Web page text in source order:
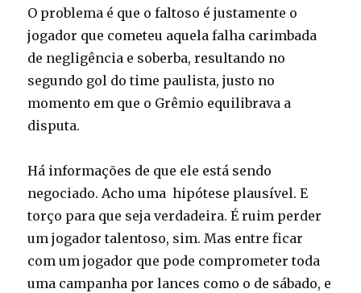
O problema é que o faltoso é justamente o
jogador que cometeu aquela falha carimbada
de negligência e soberba, resultando no
segundo gol do time paulista, justo no
momento em que o Grêmio equilibrava a
disputa.
Há informações de que ele está sendo
negociado. Acho uma hipótese plausível. E
torço para que seja verdadeira. É ruim perder
um jogador talentoso, sim. Mas entre ficar
com um jogador que pode comprometer toda
uma campanha por lances como o de sábado, e